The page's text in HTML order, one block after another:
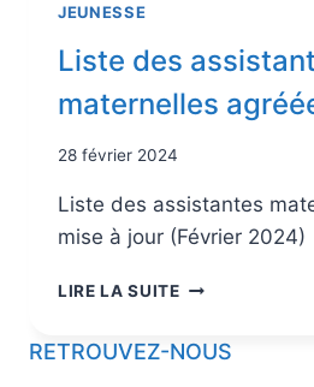
JEUNESSE
Liste des
maternelles
28 février 2024
Liste des assistantes
mise à jour (Février 2024)
LIRE LA SUITE
RETROUVEZ-NOUS